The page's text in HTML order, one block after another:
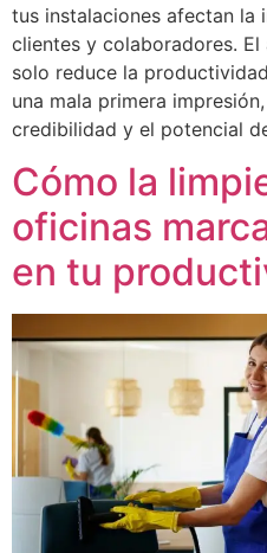
tus instalaciones afectan la
clientes y colaboradores.
solo reduce la
una mala primera
credibilidad y el potencial
Cómo la
oficinas
en tu